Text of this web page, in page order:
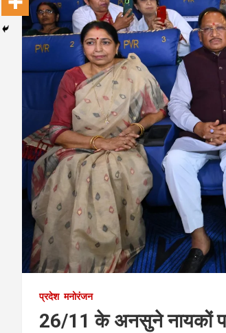
प्रदेश मनोरंजन
26/11 के अनसुने नायकों पर